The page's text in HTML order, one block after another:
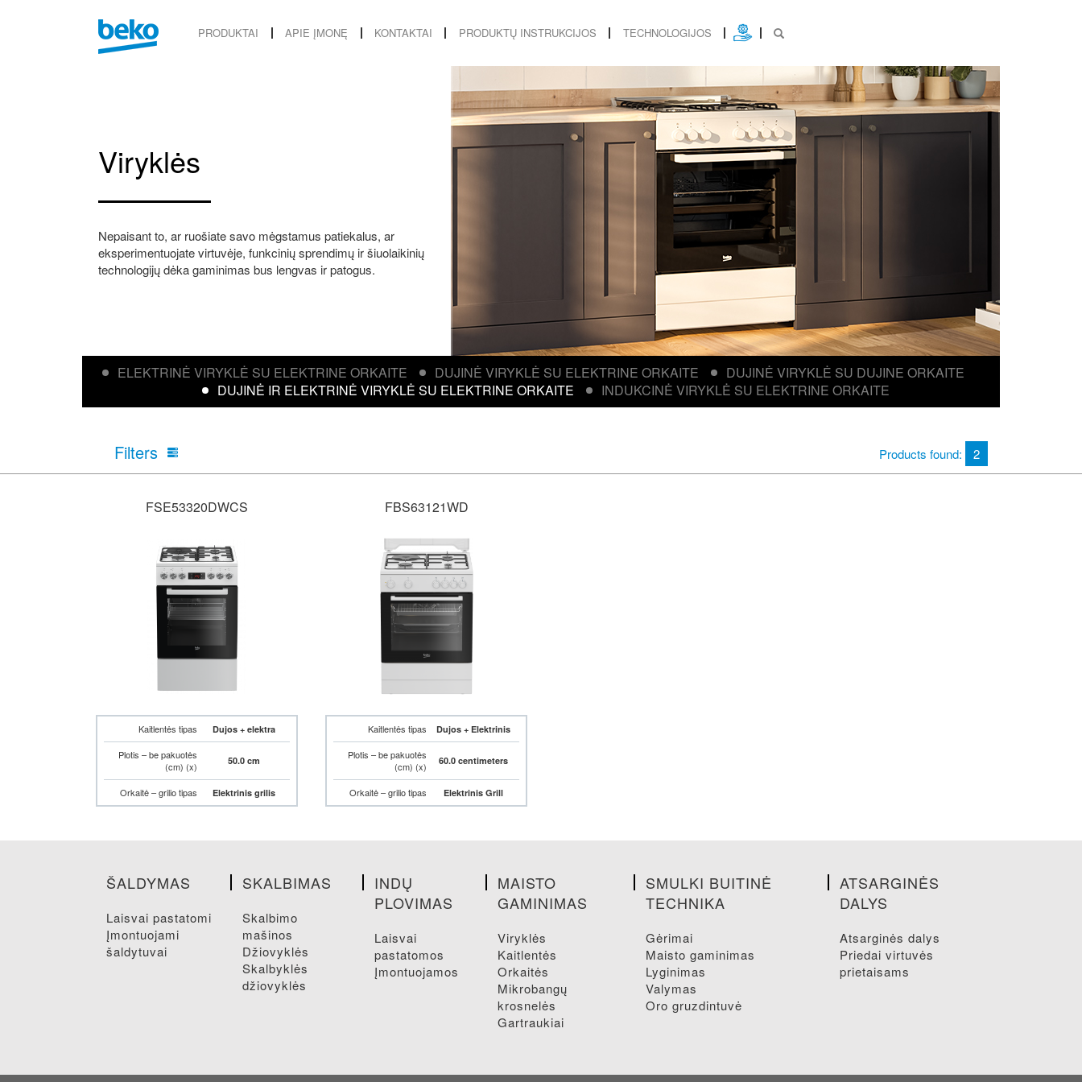
PRODUKTAI APIE ĮMONĘ KONTAKTAI PRODUKTŲ INSTRUKCIJOS TECHNOLOGIJOS
Viryklės
Nepaisant to, ar ruošiate savo mėgstamus patiekalus, ar
eksperimentuojate virtuvėje, funkcinių sprendimų ir šiuolaikinių
technologijų dėka gaminimas bus lengvas ir patogus.
ELEKTRINĖ VIRYKLĖ SU ELEKTRINE ORKAITE DUJINĖ VIRYKLĖ SU ELEKTRINE ORKAITE
DUJINĖ VIRYKLĖ SU DUJINE ORKAITE
DUJINĖ IR ELEKTRINĖ VIRYKLĖ SU ELEKTRINE ORKAITE
INDUKCINĖ VIRYKLĖ SU ELEKTRINE ORKAITE
Filters Products found: 2
FSE53320DWCS
Kaitlentės tipas Dujos + elektra
Plotis – be pakuotės
(cm) (x)
50.0 cm
Orkaitė – grilio tipas Elektrinis grilis
FBS63121WD
Kaitlentės tipas Dujos + Elektrinis
Plotis – be pakuotės
(cm) (x)
60.0 centimeters
Orkaitė – grilio tipas Elektrinis Grill
ŠALDYMAS
laisvai pastatomi
įmontuojami
šaldytuvai
SKALBIMAS
skalbimo
mašinos
džiovyklės
skalbyklės
džiovyklės
INDŲ
PLOVIMAS
laisvai
pastatomos
įmontuojamos
MAISTO
GAMINIMAS
viryklės
kaitlentės
orkaitės
mikrobangų
krosnelės
gartraukiai
SMULKI BUITINĖ
TECHNIKA
gėrimai
maisto gaminimas
lyginimas
valymas
oro gruzdintuvė
ATSARGINĖS
DALYS
atsarginės dalys
priedai virtuvės
prietaisams